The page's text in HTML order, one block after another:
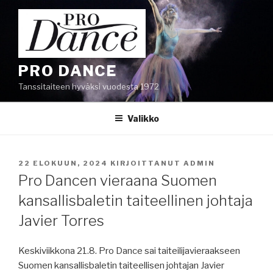
Siirry
sisältöön
PRO DANCE
Tanssitaiteen hyväksi vuodesta 1972
Valikko
JULKAISTU
22 ELOKUUN, 2024 KIRJOITTANUT ADMIN
Pro Dancen vieraana Suomen
kansallisbaletin taiteellinen johtaja
Javier Torres
Keskiviikkona 21.8. Pro Dance sai taiteilijavieraakseen
Suomen kansallisbaletin taiteellisen johtajan Javier